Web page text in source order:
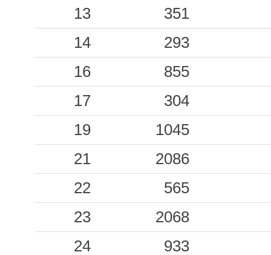
0.72 REA
0.66
GEDE
0.66
PON
0.62
CVD
0.61
FAG
0.61
GORI
0.50
MASA
0.40
POR
0.24
MAI
13
351
14
293
16
855
17
304
19
1045
21
2086
22
565
23
2068
24
933